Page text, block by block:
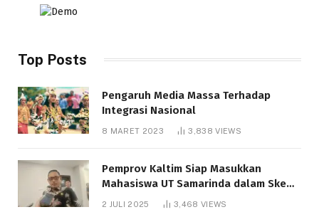
Top Posts
Pengaruh Media Massa Terhadap
Integrasi Nasional
8 MARET 2023 3,838VIEWS
Pemprov Kaltim Siap Masukkan
Mahasiswa UT Samarinda dalam Skema
Bantuan Pendidikan Gratispol
2 JULI 2025 3,468 VIEWS